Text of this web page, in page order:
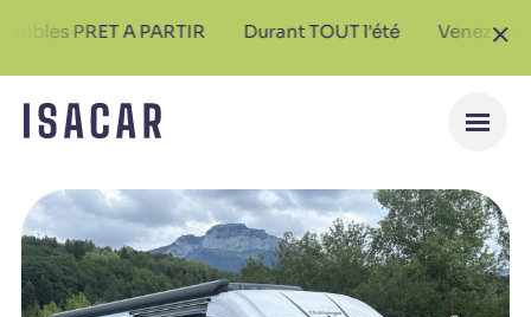
A PARTIR Durant TOUT l'été Venez profiter de